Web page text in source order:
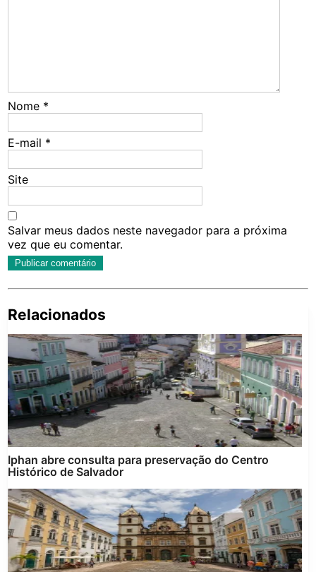
Nome *
E-mail *
Site
Salvar meus dados neste navegador para a próxima
vez que eu comentar.
Relacionados
Iphan abre consulta para preservação do Centro
Histórico de Salvador